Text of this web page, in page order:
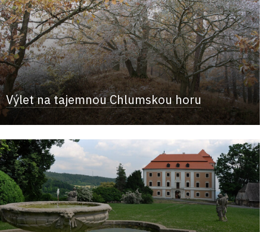
Výlet na tajemnou Chlumskou horu